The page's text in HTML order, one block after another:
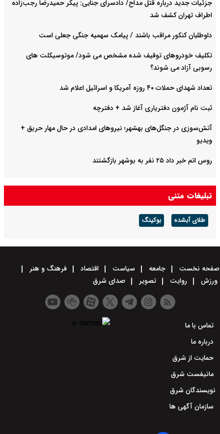
جزئیات جدید درباره قتل مداح/ دادسرای جنایی: پیکر حمیدرضا رجب‌زاده
اطراف تهران کشف شد
داوطلبان کنکور مراقب باشند / پیامک سهمیه جنگی جعلی است
تکلیف خودروهای توقیف شده مشخص می شود/ موتوسیکلت های
رسوبی آزاد می شوند؟
تعداد شهدای حملات ۴۰ روزه آمریکا و اسرائیل اعلام شد
ثبت نام آژمون دفتریاری آغاز شد + دفترچه
آتش‌سوزی در جنگل‌های بهشهر؛ نیرو‌های امدادی در حال مهار حریق +
ویدیو
روس اتم خبر داد ۲۵ نفر به بوشهر بازگشتند
تبلیغات متنی
طلای آبشده بوکینگ
صفحه نخست جامعه سیاست اقتصاد
فرهنگ و هنر
ورزش
روایت تصویر صدای شرق
تماس با ما
درباره ما
حمایت از شرق
مانیفست شرق
نویسندگان شرق
سازمان آگهی ها